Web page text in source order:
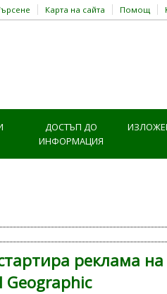
Карта на сайта Помощ
ДОСТЪП ДО
ИНФОРМАЦИЯ
реклама
Geographic